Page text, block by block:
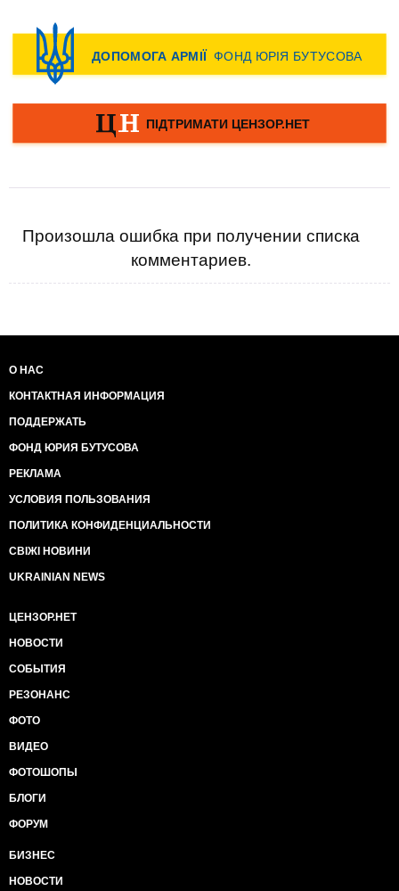
Произошла ошибка при получении списка
комментариев.
О НАС
КОНТАКТНАЯ ИНФОРМАЦИЯ
ПОДДЕРЖАТЬ
ФОНД ЮРИЯ БУТУСОВА
РЕКЛАМА
УСЛОВИЯ ПОЛЬЗОВАНИЯ
ПОЛИТИКА КОНФИДЕНЦИАЛЬНОСТИ
СВІЖІ НОВИНИ
UKRAINIAN NEWS
ЦЕНЗОР.НЕТ
НОВОСТИ
СОБЫТИЯ
РЕЗОНАНС
ФОТО
ВИДЕО
ФОТОШОПЫ
БЛОГИ
ФОРУМ
БИЗНЕС
НОВОСТИ